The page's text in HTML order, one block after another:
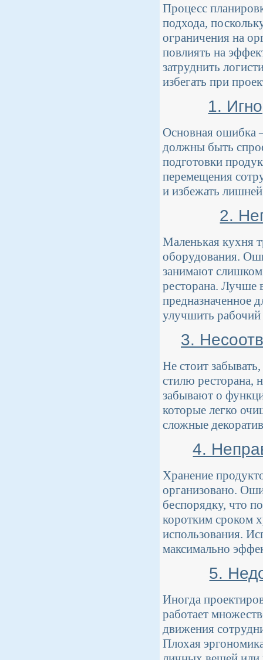
Процесс
подхода,
ограничения на
повлиять на
затруднить
избегать при
1.
Основная ошибка
должны быть
подготовки
перемещения
и избежать
2.
Маленькая кухня
оборудования.
занимают
ресторана. Лучше
предназначенное
улучшить рабочий
3.
Не стоит
стилю ресторана,
забывают о
которые легко
сложные
4.
Хранение
организовано.
беспорядку, что
коротким сроком
использования.
максимально
5.
Иногда
работает
движения
Плохая